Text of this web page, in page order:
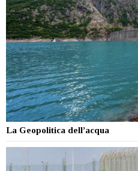
La Geopolitica dell’acqua